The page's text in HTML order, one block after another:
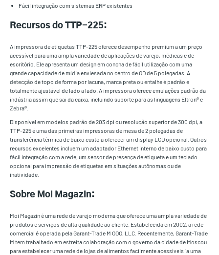
Fácil integração com sistemas ERP existentes
Recursos do TTP-225:
A impressora de etiquetas TTP-225 oferece desempenho premium a um preço
acessível para uma ampla variedade de aplicações de varejo, médicas e de
escritório. Ele apresenta um design em concha de fácil utilização com uma
grande capacidade de mídia enviesada no centro de OD de 5 polegadas. A
detecção de topo de forma por lacuna, marca preta ou entalhe é padrão e
totalmente ajustável de lado a lado. A impressora oferece emulações padrão da
indústria assim que sai da caixa, incluindo suporte para as linguagens Eltron® e
Zebra®.
Disponível em modelos padrão de 203 dpi ou resolução superior de 300 dpi, a
TTP-225 é uma das primeiras impressoras de mesa de 2 polegadas de
transferência térmica de baixo custo a oferecer um display LCD opcional. Outros
recursos excelentes incluem um adaptador Ethernet interno de baixo custo para
fácil integração com a rede, um sensor de presença de etiqueta e um teclado
opcional para impressão de etiquetas em situações autônomas ou de
inatividade.
Sobre Moi Magazin:
Moi Magazin é uma rede de varejo moderna que oferece uma ampla variedade de
produtos e serviços de alta qualidade ao cliente. Estabelecida em 2002, a rede
comercial é operada pela Garant-Trade M OOO, LLC. Recentemente, Garant-Trade
M tem trabalhado em estreita colaboração com o governo da cidade de Moscou
para estabelecer uma rede de lojas de alimentos facilmente acessíveis "a uma